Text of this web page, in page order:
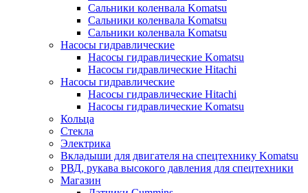
Сальники коленвала Komatsu
Сальники коленвала Komatsu
Сальники коленвала Komatsu
Насосы гидравлические
Насосы гидравлические Komatsu
Насосы гидравлические Hitachi
Насосы гидравлические
Насосы гидравлические Hitachi
Насосы гидравлические Komatsu
Кольца
Стекла
Электрика
Вкладыши для двигателя на спецтехнику Komatsu
РВД, рукава высокого давления для спецтехники
Магазин